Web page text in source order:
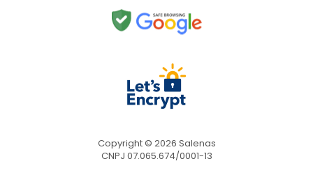
Copyright © 2026 Salenas
CNPJ 07.065.674/0001-13